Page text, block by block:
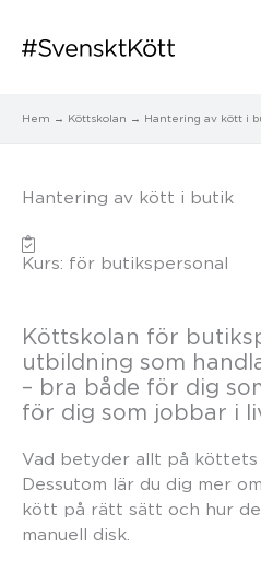
Hem Köttskolan Hantering av kött i
Hantering av kött i butik
Kurs: för butikspersonal
Köttskolan för
utbildning som
– bra både för dig
för dig som jobbar i
Vad betyder allt på
Dessutom lär du dig mer
kött på rätt sätt och hur
manuell disk.